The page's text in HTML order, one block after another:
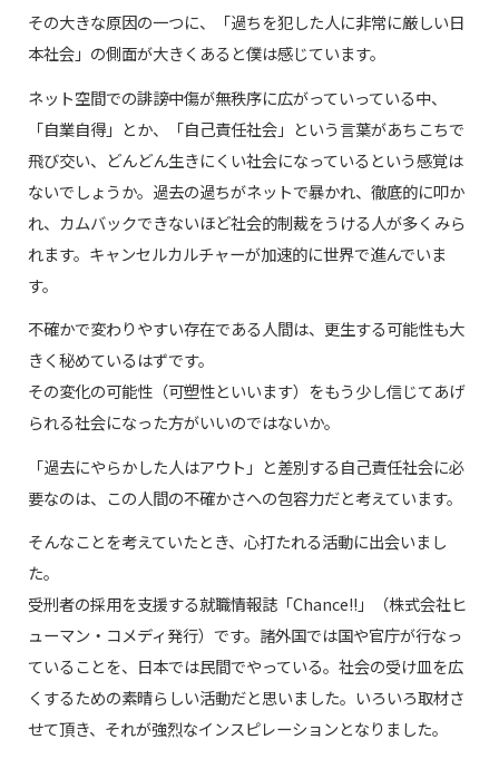
その大きな原因の一つに、「過ちを犯した人に非常に厳しい日
本社会」の側面が大きくあると僕は感じています。
ネット空間での誹謗中傷が無秩序に広がっていっている中、
「自業自得」とか、「自己責任社会」という言葉があちこちで
飛び交い、どんどん生きにくい社会になっているという感覚は
ないでしょうか。過去の過ちがネットで暴かれ、徹底的に叩か
れ、カムバックできないほど社会的制裁をうける人が多くみら
れます。キャンセルカルチャーが加速的に世界で進んでいま
す。
不確かで変わりやすい存在である人間は、更生する可能性も大
きく秘めているはずです。
その変化の可能性（可塑性といいます）をもう少し信じてあげ
られる社会になった方がいいのではないか。
「過去にやらかした人はアウト」と差別する自己責任社会に必
要なのは、この人間の不確かさへの包容力だと考えています。
そんなことを考えていたとき、心打たれる活動に出会いまし
た。
受刑者の採用を支援する就職情報誌「Chance!!」（株式会社ヒ
ューマン・コメディ発行）です。諸外国では国や官庁が行なっ
ていることを、日本では民間でやっている。社会の受け皿を広
くするための素晴らしい活動だと思いました。いろいろ取材さ
せて頂き、それが強烈なインスピレーションとなりました。